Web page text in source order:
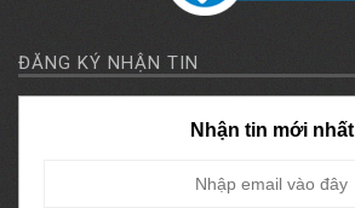
ĐĂNG KÝ NHẬN TIN
Nhận tin mới nhất